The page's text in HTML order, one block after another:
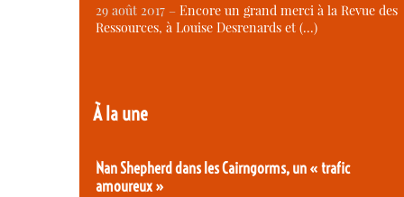
29 août 2017 – Encore un grand merci à la Revue des
Ressources, à Louise Desrenards et (…)
À la une
Nan Shepherd dans les Cairngorms, un « trafic
amoureux »